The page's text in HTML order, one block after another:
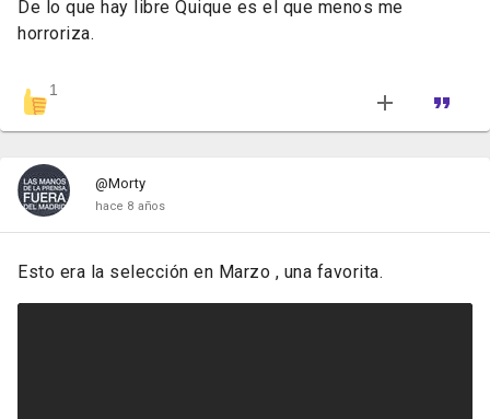
De lo que hay libre Quique es el que menos me
horroriza.
1
@Morty
hace 8 años
Esto era la selección en Marzo , una favorita.